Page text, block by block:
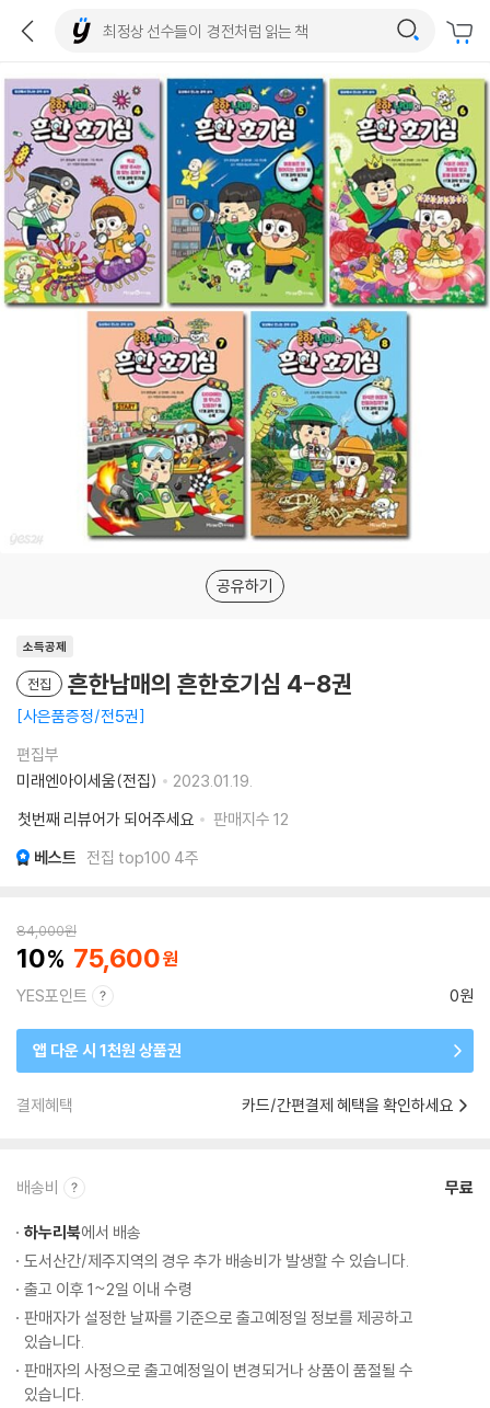
공유하기
소득공제
전집 흔한남매의 흔한호기심 4-8권
사은품증정/전5권
편집부
미래엔아이세움(전집)
2023.01.19.
첫번째 리뷰어가 되어주세요
판매지수 12
베스트 전집 top100 4주
84,000원
10 75,600
YES포인트 0원
앱 다운 시 1천원 상품권
결제혜택 카드/간편결제 혜택을 확인하세요
배송비 무료
하누리북에서 배송
도서산간/제주지역의 경우 추가 배송비가 발생할 수 있습니다.
출고 이후 1~2일 이내 수령
판매자가 설정한 날짜를 기준으로 출고예정일 정보를 제공하고
있습니다.
판매자의 사정으로 출고예정일이 변경되거나 상품이 품절될 수
있습니다.